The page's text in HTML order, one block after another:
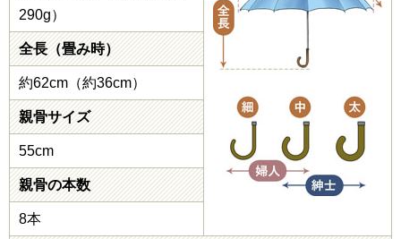
290g）
全長（畳み時）
約62cm（約36cm）
親骨サイズ
55cm
親骨の本数
8本